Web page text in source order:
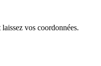
vos coordonnées.